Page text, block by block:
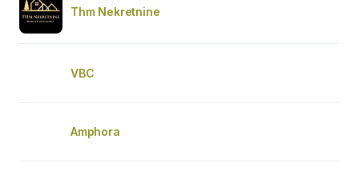
Thm Nekretnine
VBC
Amphora